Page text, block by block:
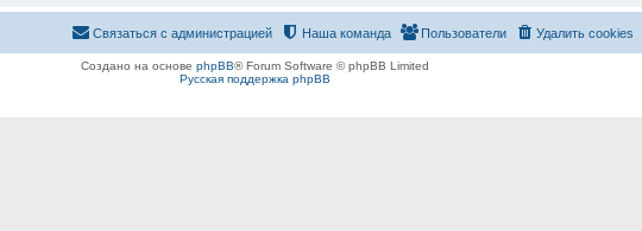
Удалить cookies
Пользователи
Наша команда
Связаться с администрацией
Создано на основе phpBB® Forum Software © phpBB Limited
Русская поддержка phpBB